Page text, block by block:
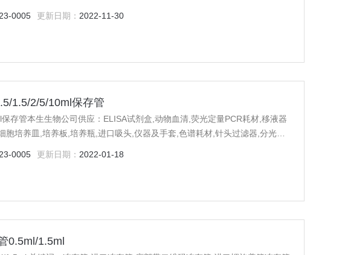
23-0005 更新日期： 2022-11-30
1.5/2/5/10ml保存管
存管本生生物公司供应：ELISA试剂盒,动物血清,荧光定量PCR耗材,移液器
胞培养皿,培养板,培养瓶,进口吸头,仪器及手套,色谱耗材,针头过滤器,分光光
23-0005 更新日期： 2022-01-18
0.5ml/1.5ml